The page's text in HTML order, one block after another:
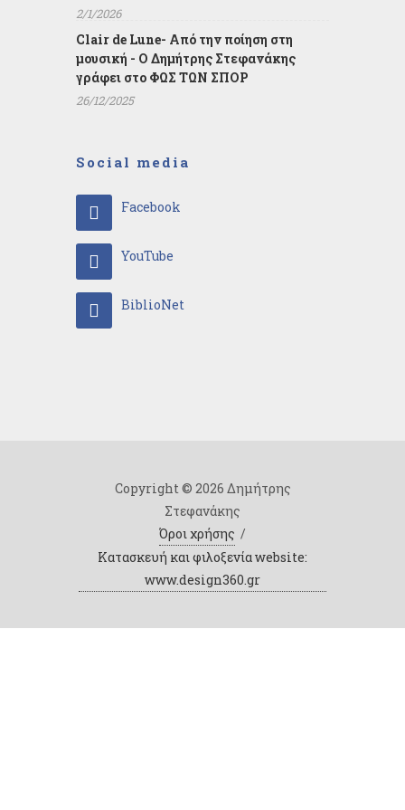
2/1/2026
Clair de Lune- Από την ποίηση στη
μουσική - Ο Δημήτρης Στεφανάκης
γράφει στο ΦΩΣ ΤΩΝ ΣΠΟΡ
26/12/2025
Social media
Facebook
YouTube
BiblioNet
Copyright © 2026 Δημήτρης
Στεφανάκης
Όροι χρήσης /
Κατασκευή και φιλοξενία website:
www.design360.gr